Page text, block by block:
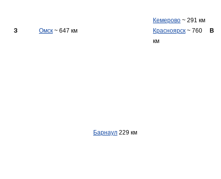
З Омск ~ 647 км
Кемерово ~ 291 км
Красноярск ~ 760
км
В
Барнаул 229 км